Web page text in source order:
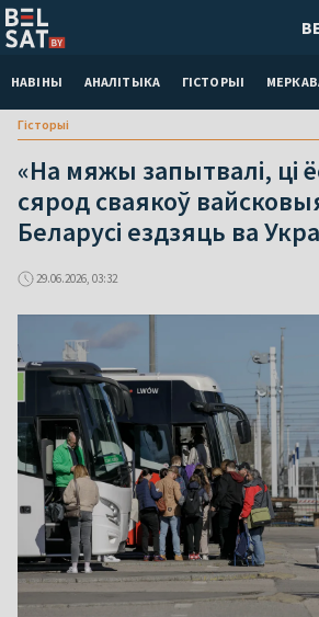
НАВІНЫ АНАЛІТЫКА ГІСТОРЫІ
Гісторыі
«На мяжы запытвалі, ці
сярод сваякоў
Беларусі ездзяць ва
29.06.2026, 03:32